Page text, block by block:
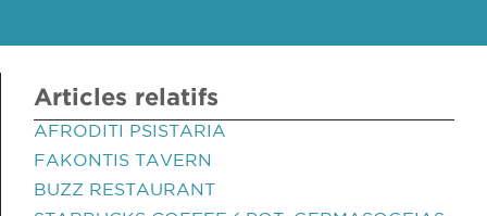
Articles relatifs
AFRODITI PSISTARIA
FAKONTIS TAVERN
BUZZ RESTAURANT